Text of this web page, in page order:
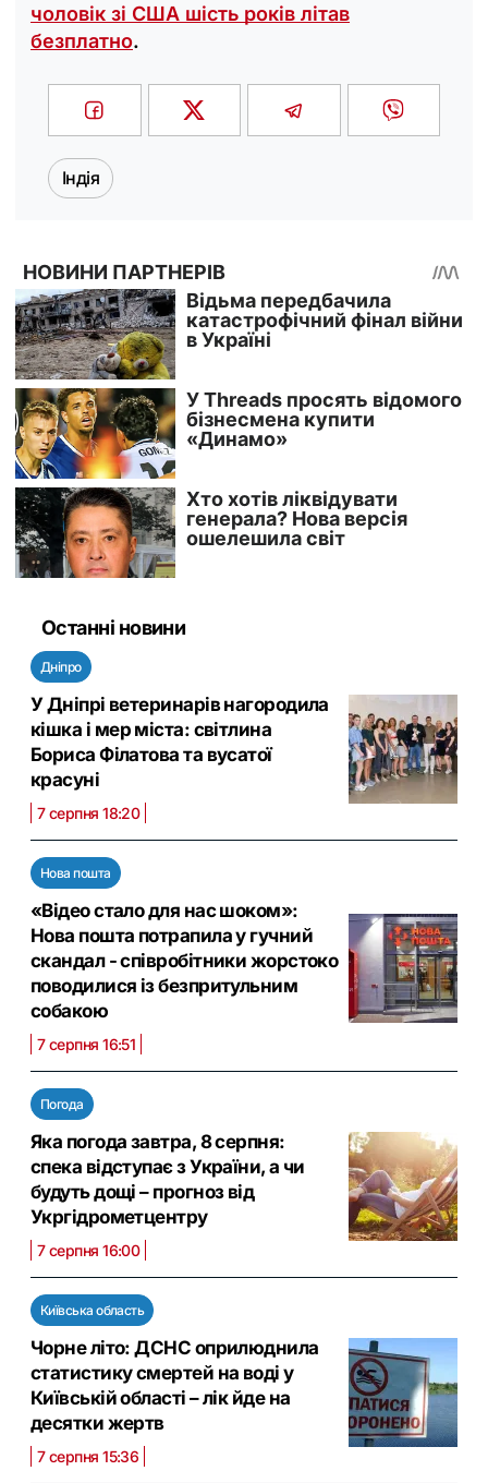
чоловік зі США шість років літав
безплатно.
Індія
Останні новини
Дніпро
У Дніпрі ветеринарів нагородила
кішка і мер міста: світлина
Бориса Філатова та вусатої
красуні
7 серпня 18:20
Нова пошта
«Відео стало для нас шоком»:
Нова пошта потрапила у гучний
скандал - співробітники жорстоко
поводилися із безпритульним
собакою
7 серпня 16:51
Погода
Яка погода завтра, 8 серпня:
спека відступає з України, а чи
будуть дощі – прогноз від
Укргідрометцентру
7 серпня 16:00
Київська область
Чорне літо: ДСНС оприлюднила
статистику смертей на воді у
Київській області – лік йде на
десятки жертв
7 серпня 15:36